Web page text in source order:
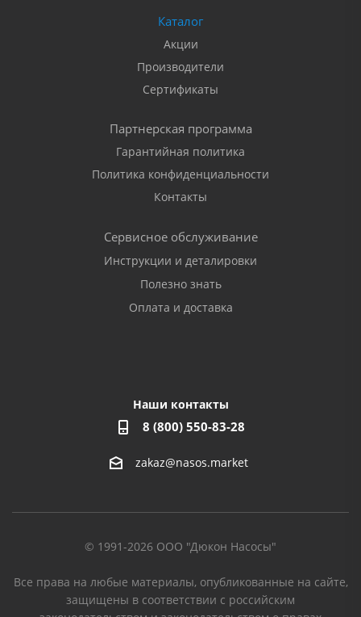
Каталог
Акции
Производители
Сертификаты
Партнерская программа
Гарантийная политика
Политика конфиденциальности
Контакты
Сервисное обслуживание
Инструкции и деталировки
Полезно знать
Оплата и доставка
Наши контакты
8 (800) 550-83-28
zakaz@nasos.market
© 1991-2026 ООО "Дюкон Насосы"
Все права на любые материалы, опубликованные на сайте,
защищены в соответствии с российским